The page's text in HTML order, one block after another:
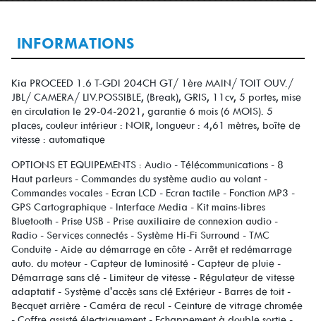
INFORMATIONS
Kia PROCEED 1.6 T-GDI 204CH GT/ 1ère MAIN/ TOIT OUV./
JBL/ CAMERA/ LIV.POSSIBLE, (Break), GRIS, 11cv, 5 portes, mise
en circulation le 29-04-2021, garantie 6 mois (6 MOIS). 5
places, couleur intérieur : NOIR, longueur : 4,61 mètres, boîte de
vitesse : automatique
OPTIONS ET EQUIPEMENTS : Audio - Télécommunications - 8
Haut parleurs - Commandes du système audio au volant -
Commandes vocales - Ecran LCD - Ecran tactile - Fonction MP3 -
GPS Cartographique - Interface Media - Kit mains-libres
Bluetooth - Prise USB - Prise auxiliaire de connexion audio -
Radio - Services connectés - Système Hi-Fi Surround - TMC
Conduite - Aide au démarrage en côte - Arrêt et redémarrage
auto. du moteur - Capteur de luminosité - Capteur de pluie -
Démarrage sans clé - Limiteur de vitesse - Régulateur de vitesse
adaptatif - Système d'accès sans clé Extérieur - Barres de toit -
Becquet arrière - Caméra de recul - Ceinture de vitrage chromée